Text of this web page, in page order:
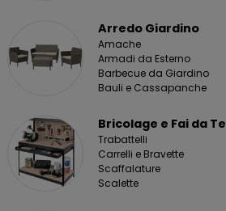
Arredo Giardino
Amache
Armadi da Esterno
Barbecue da Giardino
Bauli e Cassapanche
Bricolage e Fai da Te
Trabattelli
Carrelli e Bravette
Scaffalature
Scalette